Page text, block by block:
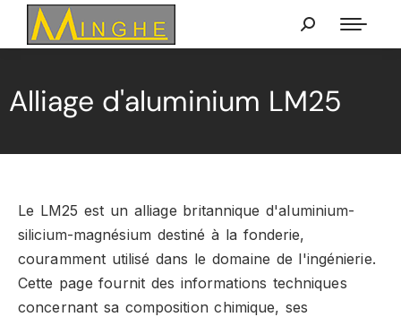
Alliage d'aluminium LM25
Le LM25 est un alliage britannique d'aluminium-
silicium-magnésium destiné à la fonderie,
couramment utilisé dans le domaine de l'ingénierie.
Cette page fournit des informations techniques
concernant sa composition chimique, ses